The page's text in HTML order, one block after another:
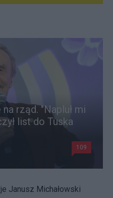
rząd. "Napluł mi
list do Tuska
109
Janusz Michałowski